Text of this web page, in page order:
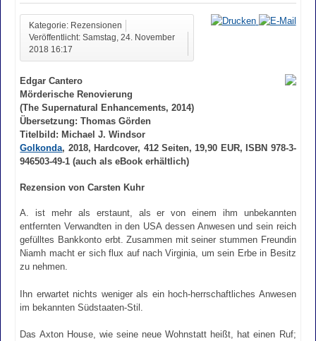
Kategorie: Rezensionen
Veröffentlicht: Samstag, 24. November
2018 16:17
Edgar Cantero
Mörderische Renovierung
(The Supernatural Enhancements, 2014)
Übersetzung: Thomas Görden
Titelbild: Michael J. Windsor
Golkonda, 2018, Hardcover, 412 Seiten, 19,90 EUR, ISBN 978-3-
946503-49-1 (auch als eBook erhältlich)
Rezension von Carsten Kuhr
A. ist mehr als erstaunt, als er von einem ihm unbekannten
entfernten Verwandten in den USA dessen Anwesen und sein reich
gefülltes Bankkonto erbt. Zusammen mit seiner stummen Freundin
Niamh macht er sich flux auf nach Virginia, um sein Erbe in Besitz
zu nehmen.
Ihn erwartet nichts weniger als ein hoch-herrschaftliches Anwesen
im bekannten Südstaaten-Stil.
Das Axton House, wie seine neue Wohnstatt heißt, hat einen Ruf;